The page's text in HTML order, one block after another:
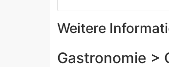
Weitere
Gastronomie >